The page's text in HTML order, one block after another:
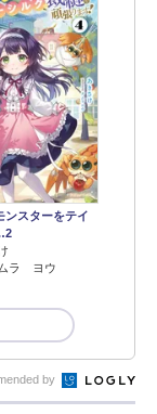
ンスターをテイ
ラ ヨウ
by